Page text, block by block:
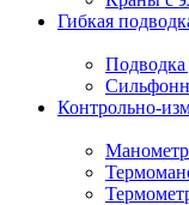
Гибкая
Контрольно-